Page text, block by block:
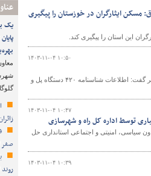
یک
صفر از ۱۷ مرداد
ایثارگران در خوزستان را پیگیری
این استان را پیگیری کند.
۱۴۰۳-۱۱-۰۴ ۱۰:۵۰
رئیس اداره نگهداری ابنیه فنی راههای اداره کل راهداری وحمل ونقل جاده ای استان بوشهر گفت: اطلاعات شناسنامه ۴۲۰ دستگاه پل و
۱۴۰۳-۱۱-۰۴ ۱۰:۴۷
توسط اداره کل راه و شهرسازی
سیاسی، امنیتی و اجتماعی استانداری حل
۱۴۰۳-۱۱-۰۴ ۱۰:۳۹